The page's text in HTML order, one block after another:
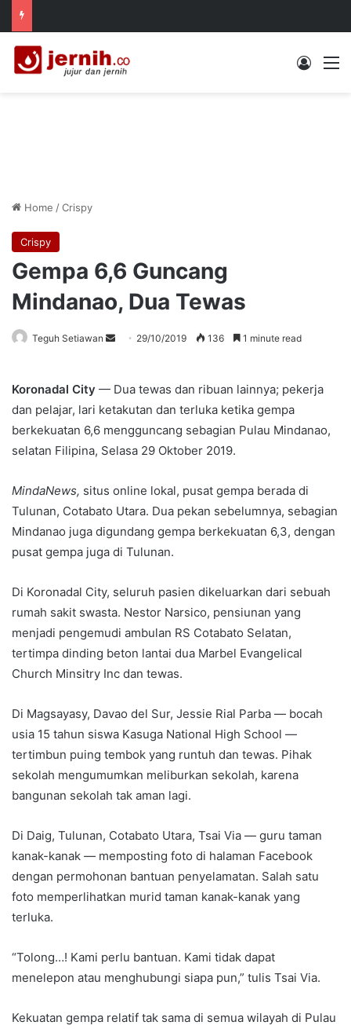
Log In
Home /Crispy
Crispy
Gempa 6,6 Guncang
Mindanao, Dua Tewas
Teguh Setiawan
Send 29/10/2019 136 1 minute read
Koronadal City — Dua tewas dan ribuan lainnya; pekerja
dan pelajar, lari ketakutan dan terluka ketika gempa
berkekuatan 6,6 mengguncang sebagian Pulau Mindanao,
selatan Filipina, Selasa 29 Oktober 2019.
MindaNews, situs online lokal, pusat gempa berada di
Tulunan, Cotabato Utara. Dua pekan sebelumnya, sebagian
Mindanao juga digundang gempa berkekuatan 6,3, dengan
pusat gempa juga di Tulunan.
Di Koronadal City, seluruh pasien dikeluarkan dari sebuah
rumah sakit swasta. Nestor Narsico, pensiunan yang
menjadi pengemudi ambulan RS Cotabato Selatan,
tertimpa dinding beton lantai dua Marbel Evangelical
Church Minsitry Inc dan tewas.
Di Magsayasy, Davao del Sur, Jessie Rial Parba — bocah
usia 15 tahun siswa Kasuga National High School —
tertimbun puing tembok yang runtuh dan tewas. Pihak
sekolah mengumumkan meliburkan sekolah, karena
bangunan sekolah tak aman lagi.
Di Daig, Tulunan, Cotabato Utara, Tsai Via — guru taman
kanak-kanak — memposting foto di halaman Facebook
dengan permohonan bantuan penyelamatan. Salah satu
foto memperlihatkan murid taman kanak-kanak yang
terluka.
“Tolong…! Kami perlu bantuan. Kami tidak dapat
menelepon atau menghubungi siapa pun,” tulis Tsai Via.
Kekuatan gempa relatif tak sama di semua wilayah di Pulau